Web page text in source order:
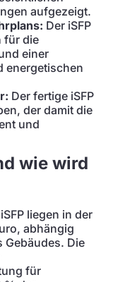
aufgezeigt.
Der iSFP
für die
einer
energetischen
Der fertige iSFP
der damit die
und
wie wird
liegen in der
abhängig
Gebäudes. Die
für